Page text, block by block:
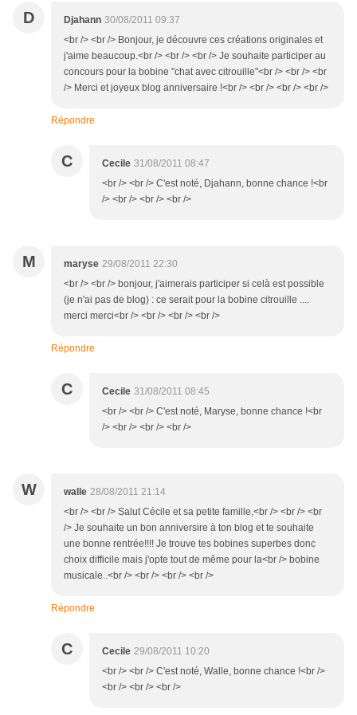
D Djahann 30/08/2011 09:37
<br /> <br /> Bonjour, je découvre ces créations originales et
j'aime beaucoup.<br /> <br /> <br /> Je souhaite participer au
concours pour la bobine "chat avec citrouille"<br /> <br /> <br
/> Merci et joyeux blog anniversaire !<br /> <br /> <br /> <br />
Répondre
C Cecile 31/08/2011 08:47
<br /> <br /> C'est noté, Djahann, bonne chance !<br
/> <br /> <br /> <br />
M maryse 29/08/2011 22:30
<br /> <br /> bonjour, j'aimerais participer si celà est possible
(je n'ai pas de blog) : ce serait pour la bobine citrouille ....
merci merci<br /> <br /> <br /> <br />
Répondre
C Cecile 31/08/2011 08:45
<br /> <br /> C'est noté, Maryse, bonne chance !<br
/> <br /> <br /> <br />
W walle 28/08/2011 21:14
<br /> <br /> Salut Cécile et sa petite famille,<br /> <br /> <br
/> Je souhaite un bon anniversire à ton blog et te souhaite
une bonne rentrée!!!! Je trouve tes bobines superbes donc
choix difficile mais j'opte tout de même pour la<br /> bobine
musicale..<br /> <br /> <br /> <br />
Répondre
C Cecile 29/08/2011 10:20
<br /> <br /> C'est noté, Walle, bonne chance !<br />
<br /> <br /> <br />